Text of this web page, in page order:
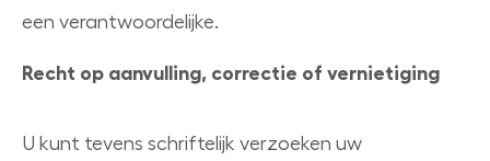
een verantwoordelijke.
Recht op aanvulling, correctie of vernietiging
U kunt tevens schriftelijk verzoeken uw